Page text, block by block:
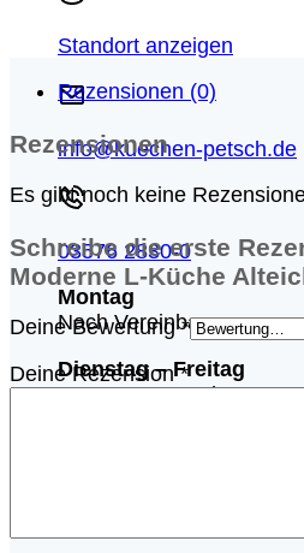
Standort anzeigen
info@kuechen-petsch.de
03576 2830-0
Montag
Nach Vereinbarung
Dienstag – Freitag
09:58 – 18:04 Uhr
Rezensionen (0)
Rezensionen
Es gibt noch keine
Schreibe die erste
Moderne L-Küche
Deine Bewertung*
Deine Rezension*